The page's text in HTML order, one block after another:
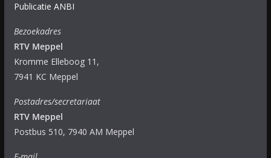
Publicatie ANBI
Bezoekadres
RTV Meppel
Kromme Elleboog 11,
7941 KC Meppel
Postadres/secretariaat
RTV Meppel
Postbus 510, 7940 AM Meppel